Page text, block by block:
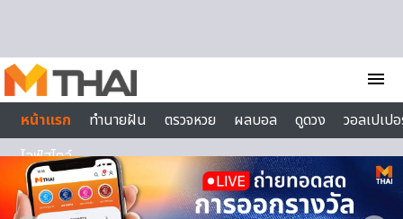
menu
หน้าแรก
ทำนายฝัน ตรวจหวย ผลบอล ดูดวง
วอลเปเป
ไลฟ์สไตล์